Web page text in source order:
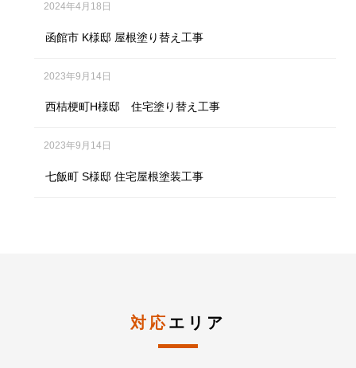
2024年4月18日
函館市 K様邸 屋根塗り替え工事
2023年9月14日
西桔梗町H様邸 住宅塗り替え工事
2023年9月14日
七飯町 S様邸 住宅屋根塗装工事
対応エリア